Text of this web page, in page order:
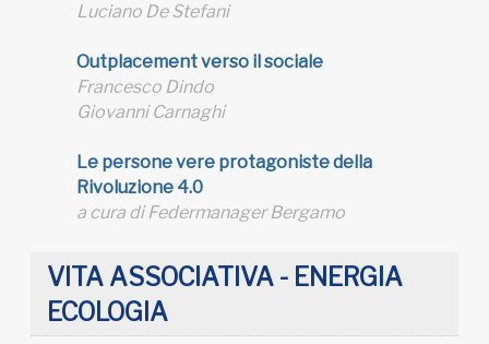
Luciano De Stefani
Outplacement verso il sociale
Francesco Dindo
Giovanni Carnaghi
Le persone vere protagoniste della
Rivoluzione 4.0
a cura di Federmanager Bergamo
VITA ASSOCIATIVA - ENERGIA
ECOLOGIA